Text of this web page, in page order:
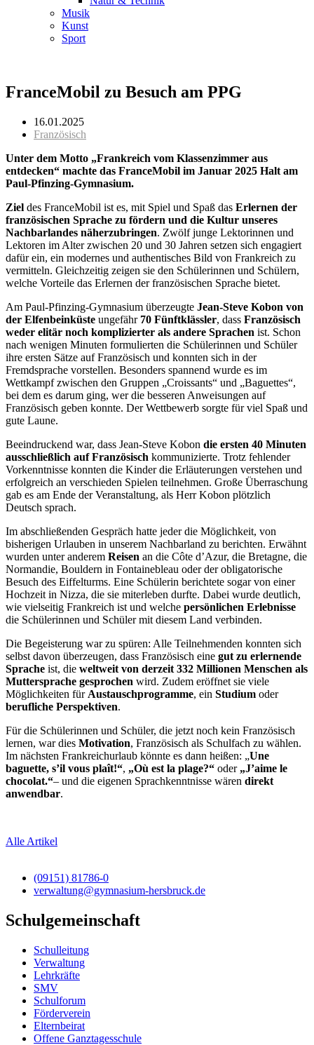
Musik
Kunst
Sport
FranceMobil zu Besuch am PPG
16.01.2025
Französisch
Unter dem Motto „Frankreich vom Klassenzimmer aus
entdecken“ machte das FranceMobil im Januar 2025 Halt am
Paul-Pfinzing-Gymnasium.
Ziel des FranceMobil ist es, mit Spiel und Spaß das Erlernen der
französischen Sprache zu fördern und die Kultur unseres
Nachbarlandes näherzubringen. Zwölf junge Lektorinnen und
Lektoren im Alter zwischen 20 und 30 Jahren setzen sich engagiert
dafür ein, ein modernes und authentisches Bild von Frankreich zu
vermitteln. Gleichzeitig zeigen sie den Schülerinnen und Schülern,
welche Vorteile das Erlernen der französischen Sprache bietet.
Am Paul-Pfinzing-Gymnasium überzeugte Jean-Steve Kobon von
der Elfenbeinküste ungefähr 70 Fünftklässler, dass Französisch
weder elitär noch komplizierter als andere Sprachen ist. Schon
nach wenigen Minuten formulierten die Schülerinnen und Schüler
ihre ersten Sätze auf Französisch und konnten sich in der
Fremdsprache vorstellen. Besonders spannend wurde es im
Wettkampf zwischen den Gruppen „Croissants“ und „Baguettes“,
bei dem es darum ging, wer die besseren Anweisungen auf
Französisch geben konnte. Der Wettbewerb sorgte für viel Spaß und
gute Laune.
Beeindruckend war, dass Jean-Steve Kobon die ersten 40 Minuten
ausschließlich auf Französisch kommunizierte. Trotz fehlender
Vorkenntnisse konnten die Kinder die Erläuterungen verstehen und
erfolgreich an verschieden Spielen teilnehmen. Große Überraschung
gab es am Ende der Veranstaltung, als Herr Kobon plötzlich
Deutsch sprach.
Im abschließenden Gespräch hatte jeder die Möglichkeit, von
bisherigen Urlauben in unserem Nachbarland zu berichten. Erwähnt
wurden unter anderem Reisen an die Côte d’Azur, die Bretagne, die
Normandie, Bouldern in Fontainebleau oder der obligatorische
Besuch des Eiffelturms. Eine Schülerin berichtete sogar von einer
Hochzeit in Nizza, die sie miterleben durfte. Dabei wurde deutlich,
wie vielseitig Frankreich ist und welche persönlichen Erlebnisse
die Schülerinnen und Schüler mit diesem Land verbinden.
Die Begeisterung war zu spüren: Alle Teilnehmenden konnten sich
selbst davon überzeugen, dass Französisch eine gut zu erlernende
Sprache ist, die weltweit von derzeit 332 Millionen Menschen als
Muttersprache gesprochen wird. Zudem eröffnet sie viele
Möglichkeiten für Austauschprogramme, ein Studium oder
berufliche Perspektiven.
Für die Schülerinnen und Schüler, die jetzt noch kein Französisch
lernen, war dies Motivation, Französisch als Schulfach zu wählen.
Im nächsten Frankreichurlaub könnte es dann heißen: „Une
baguette, s’il vous plaît!“, „Où est la plage?“ oder „J’aime le
chocolat.“– und die eigenen Sprachkenntnisse wären direkt
anwendbar.
Alle Artikel
(09151) 81786-0
verwaltung@gymnasium-hersbruck.de
Schulgemeinschaft
Schulleitung
Verwaltung
Lehrkräfte
SMV
Schulforum
Förderverein
Elternbeirat
Offene Ganztagesschule